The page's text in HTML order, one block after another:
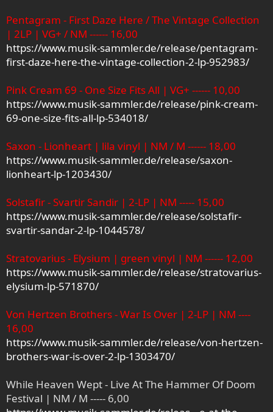
Pentagram - First Daze Here / The Vintage Collection
| 2LP | VG+ / NM ------ 16,00
https://www.musik-sammler.de/release/pentagram-
first-daze-here-the-vintage-collection-2-lp-952983/
Pink Cream 69 - One Size Fits All | VG+ ------ 10,00
https://www.musik-sammler.de/release/pink-cream-
69-one-size-fits-all-lp-534018/
Saxon - Lionheart | lila vinyl | NM / M ------ 18,00
https://www.musik-sammler.de/release/saxon-
lionheart-lp-1203430/
Solstafir - Svartir Sandir | 2-LP | NM ----- 15,00
https://www.musik-sammler.de/release/solstafir-
svartir-sandar-2-lp-1044578/
Stratovarius - Elysium | green vinyl | NM ------ 12,00
https://www.musik-sammler.de/release/stratovarius-
elysium-lp-571870/
Von Hertzen Brothers - War Is Over | 2-LP | NM ----
16,00
https://www.musik-sammler.de/release/von-hertzen-
brothers-war-is-over-2-lp-1303470/
While Heaven Wept - Live At The Hammer Of Doom
Festival | NM / M ----- 6,00